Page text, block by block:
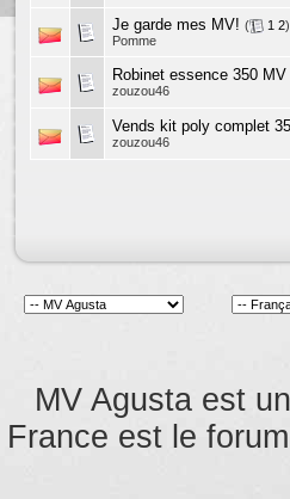
Je garde mes MV! ( 1 2)
Pomme
Robinet essence 350 MV
zouzou46
Vends kit poly complet
zouzou46
MV Agusta est
France est le